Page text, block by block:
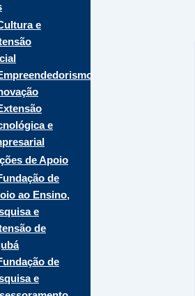
e
e
de Apoio
de
ao Ensino,
e
de
de
e